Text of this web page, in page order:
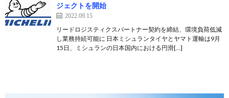
ジェクトを開始
2022.09.15
リードロジスティクスパートナー契約を締結、環境負荷低減
し業務持続可能に 日本ミシュランタイヤとヤマト運輸は9月
15日、ミシュランの日本国内における円滑[…]